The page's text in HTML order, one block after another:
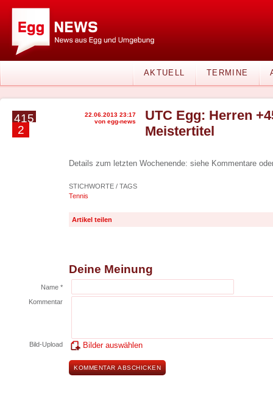
AKTUELL TERMINE
415
2
22.06.2013 23:17
von egg-news
UTC Egg: Herren
Meistertitel
Details zum letzten Wochenende: siehe Kommentare
STICHWORTE / TAGS
Tennis
Artikel teilen
Deine Meinung
Name *
Kommentar
Bild-Upload Bilder auswählen